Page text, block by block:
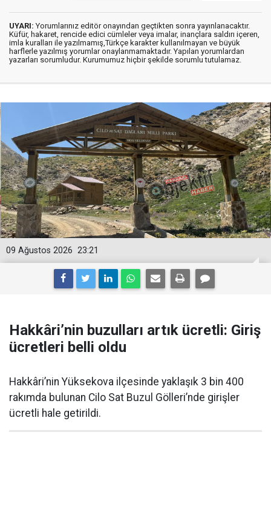
UYARI: Yorumlarınız editör onayından geçtikten sonra yayınlanacaktır.
Küfür, hakaret, rencide edici cümleler veya imalar, inançlara saldırı içeren,
imla kuralları ile yazılmamış,Türkçe karakter kullanılmayan ve büyük
harflerle yazılmış yorumlar onaylanmamaktadır. Yapılan yorumlardan
yazarları sorumludur. Kurumumuz hiçbir şekilde sorumlu tutulamaz.
23:21
09 Ağustos 2026
Hakkâri’nin buzulları artık ücretli: Giriş
ücretleri belli oldu
Hakkâri’nin Yüksekova ilçesinde yaklaşık 3 bin 400
rakımda bulunan Cilo Sat Buzul Gölleri’nde girişler
ücretli hale getirildi.